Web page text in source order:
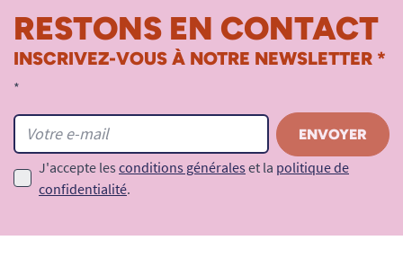
RESTONS EN CONTACT
INSCRIVEZ-VOUS À NOTRE NEWSLETTER *
*
J'accepte les conditions générales et la politique de
confidentialité.